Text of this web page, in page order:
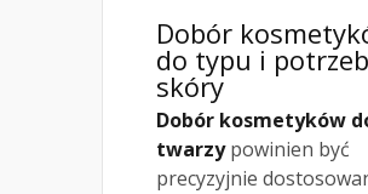
Dobór
do typu i potrzeb
skóry
Dobór kosmetyków
twarzypowinien być
precyzyjnie